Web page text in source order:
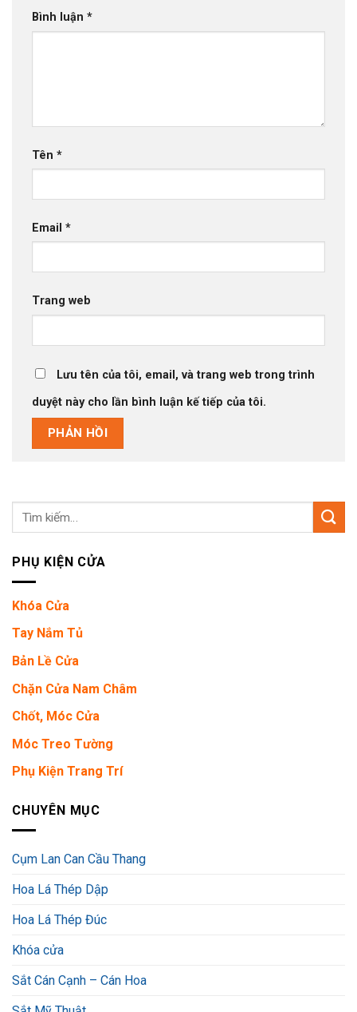
Bình luận *
Tên *
Email *
Trang web
Lưu tên của tôi, email, và trang web trong trình
duyệt này cho lần bình luận kế tiếp của tôi.
Tìm
PHỤ KIỆN CỬA
Khóa Cửa
Tay Nắm Tủ
Bản Lề Cửa
Chặn Cửa Nam Châm
Chốt, Móc Cửa
Móc Treo Tường
Phụ Kiện Trang Trí
CHUYÊN MỤC
Cụm Lan Can Cầu Thang
Hoa Lá Thép Dập
Hoa Lá Thép Đúc
Khóa cửa
Sắt Cán Cạnh – Cán Hoa